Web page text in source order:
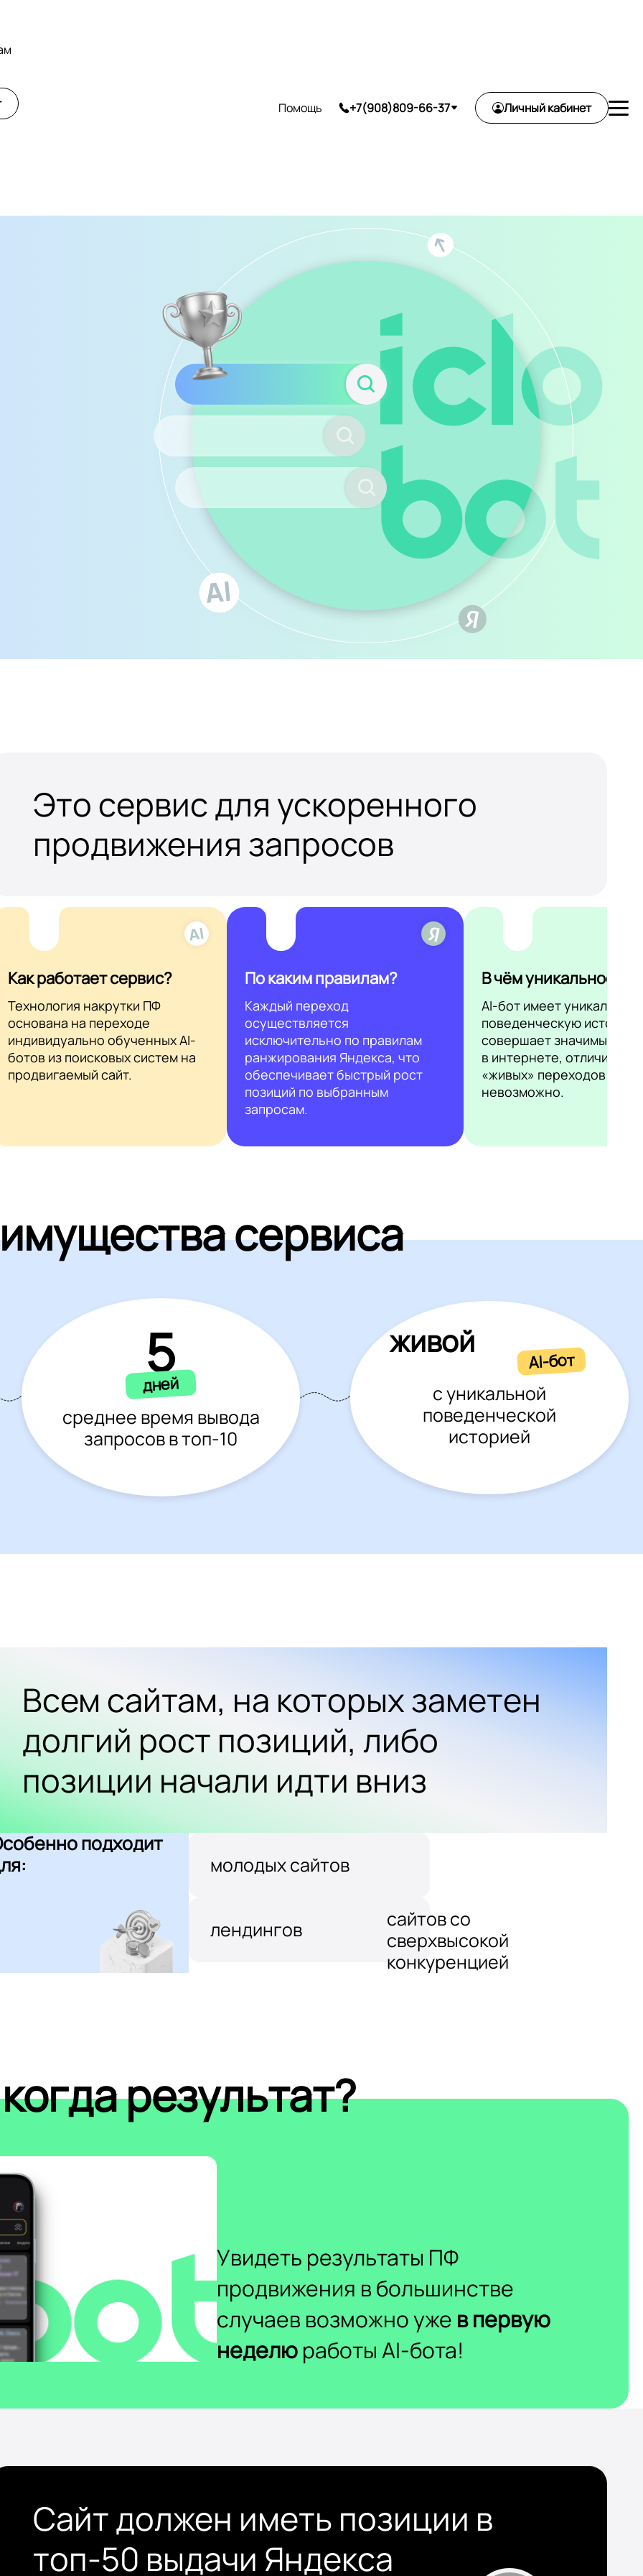
Помощь +7(908)809-66-37 Личный кабинет
Это сервис для ускоренного
продвижения запросов
Как работает сервис?
Технология накрутки ПФ
основана на переходе
индивидуально обученных AI-
ботов из поисковых систем на
продвигаемый сайт.
По каким правилам?
Каждый переход
осуществляется
исключительно по правилам
ранжирования Яндекса, что
обеспечивает быстрый рост
позиций по выбранным
запросам.
В чём уникальность?
AI-бот имеет уникальную
поведенческую историю
совершает значимые
в интернете, отличить
«живых» переходов
невозможно.
сервиса
5
дней
среднее время вывода
запросов в топ-10
живой
AI-бот
с уникальной
поведенческой
историей
Всем сайтам, на которых заметен
долгий рост позиций, либо
позиции начали идти вниз
подходит
молодых сайтов
лендингов
сайтов со
сверхвысокой
конкуренцией
результат?
Увидеть результаты ПФ
продвижения в большинстве
случаев возможно уже в первую
неделюработы AI-бота!
Сайт должен иметь позиции в
топ-50 выдачи Яндекса